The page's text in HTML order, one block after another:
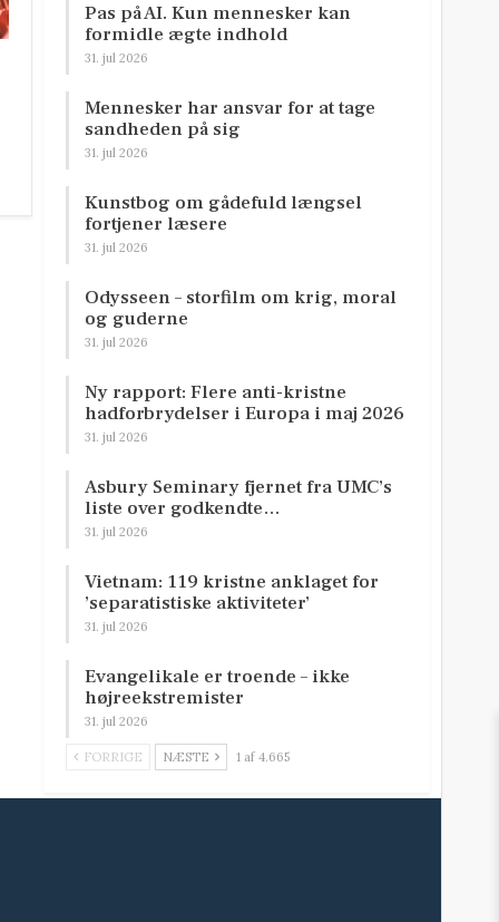
Pas på AI. Kun mennesker kan
formidle ægte indhold
31. jul 2026
Mennesker har ansvar for at tage
sandheden på sig
31. jul 2026
Kunstbog om gådefuld længsel
fortjener læsere
31. jul 2026
Odysseen – storfilm om krig, moral
og guderne
31. jul 2026
Ny rapport: Flere anti-kristne
hadforbrydelser i Europa i maj 2026
31. jul 2026
Asbury Seminary fjernet fra UMC’s
liste over godkendte…
31. jul 2026
Vietnam: 119 kristne anklaget for
’separatistiske aktiviteter’
31. jul 2026
Evangelikale er troende – ikke
højreekstremister
31. jul 2026
FORRIGE NÆSTE 1 af 4.665